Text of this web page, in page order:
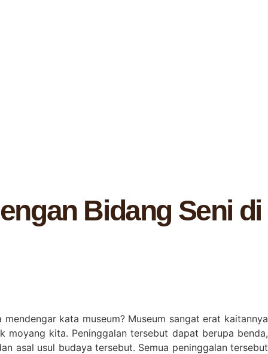
Bidang Seni di
kata museum? Museum sangat erat kaitannya
moyang kita. Peninggalan tersebut dapat berupa benda,
asal usul budaya tersebut. Semua peninggalan tersebut